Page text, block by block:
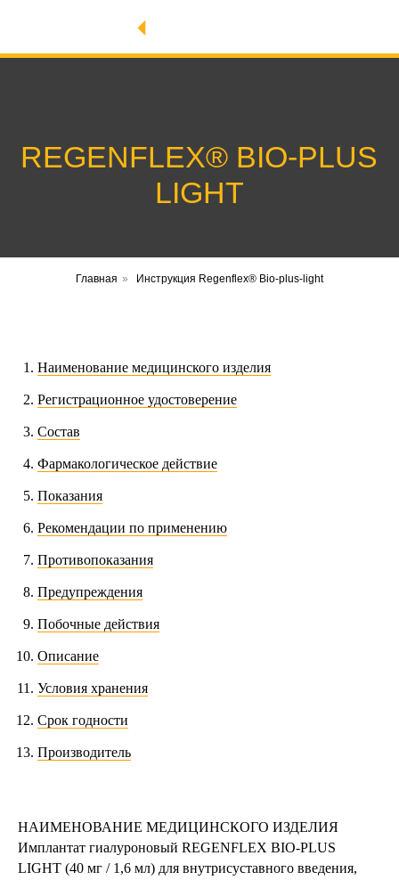
Главная » Инструкция Regenflex® Bio-plus-light
Наименование медицинского изделия
Регистрационное удостоверение
Состав
Фармакологическое действие
Показания
Рекомендации по применению
Противопоказания
Предупреждения
Побочные действия
Описание
Условия хранения
Срок годности
Производитель
НАИМЕНОВАНИЕ МЕДИЦИНСКОГО ИЗДЕЛИЯ
Имплантат гиалуроновый REGENFLEX BIO-PLUS
LIGHT (40 мг / 1,6 мл) для внутрисуставного введения,